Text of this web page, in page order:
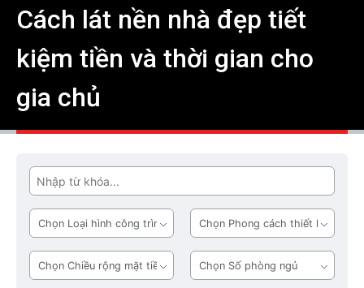
Cách lát nền nhà đẹp tiết
kiệm tiền và thời gian cho
gia chủ
Tìm
Loại
hình
công
trình
Phong
cách
thiết
kế
Chiều
rộng
Số
phòng